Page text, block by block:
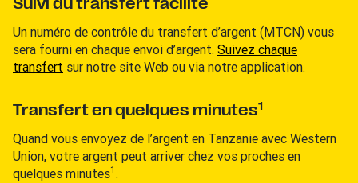
Suivi du transfert facilité
Un numéro de contrôle du transfert d’argent (MTCN) vous
sera fourni en chaque envoi d’argent. Suivez chaque
transfert sur notre site Web ou via notre application.
Transfert en quelques minutes1
Quand vous envoyez de l’argent en Tanzanie avec Western
Union, votre argent peut arriver chez vos proches en
quelques minutes1 .